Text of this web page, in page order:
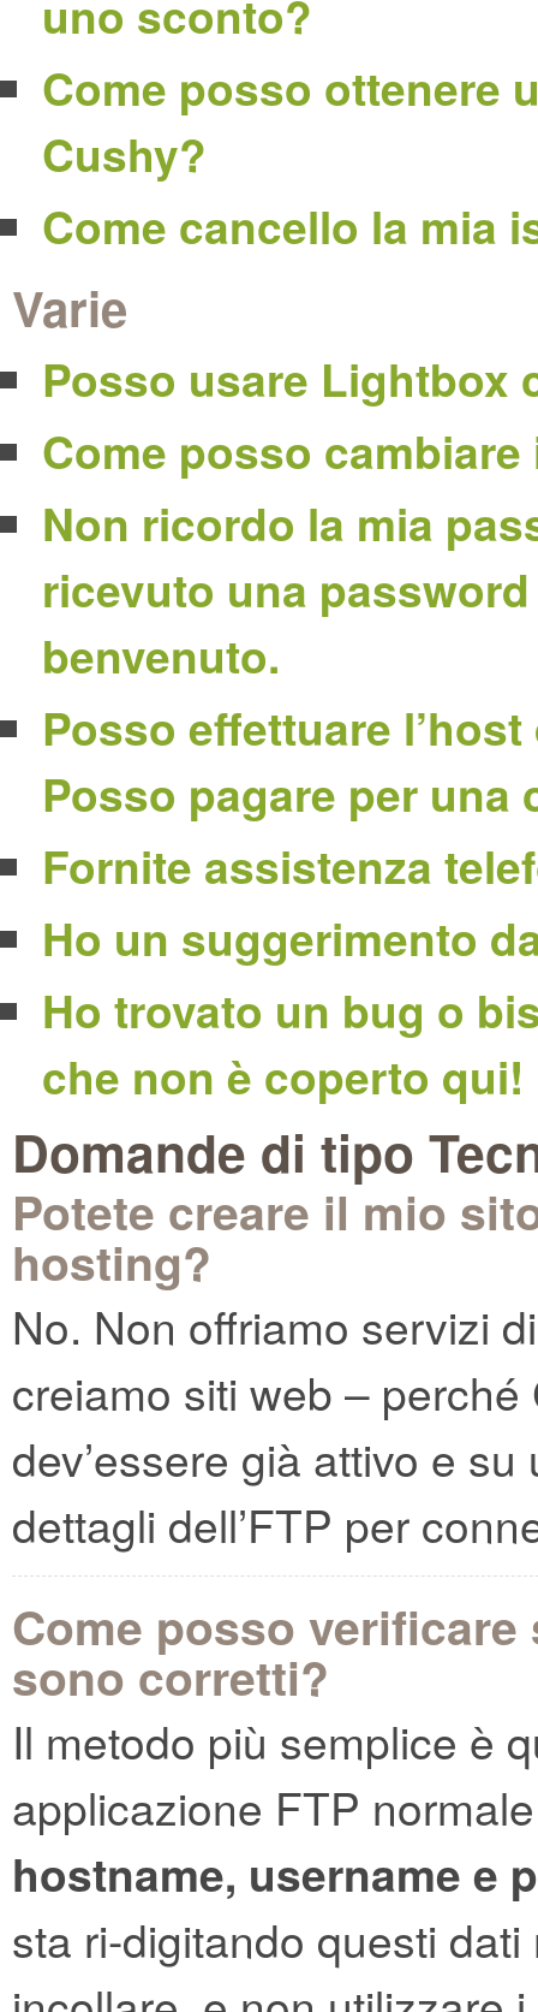
uno sconto?
Come posso ottenere
Cushy?
Come cancello la mia
Varie
Posso usare Lightbox
Come posso
Non ricordo la mia
ricevuto una
benvenuto.
Posso effettuare
Posso pagare per una
Fornite assistenza
Ho un suggerimento
Ho trovato un bug o
che non è coperto qui!
Domande di tipo
Potete creare il mio
hosting?
No. Non offriamo servizi
creiamo siti web –
dev’essere già attivo e
dettagli dell’FTP per
Come posso
sono corretti?
Il metodo più semplice è
applicazione FTP
hostname, username e
sta ri-digitando questi